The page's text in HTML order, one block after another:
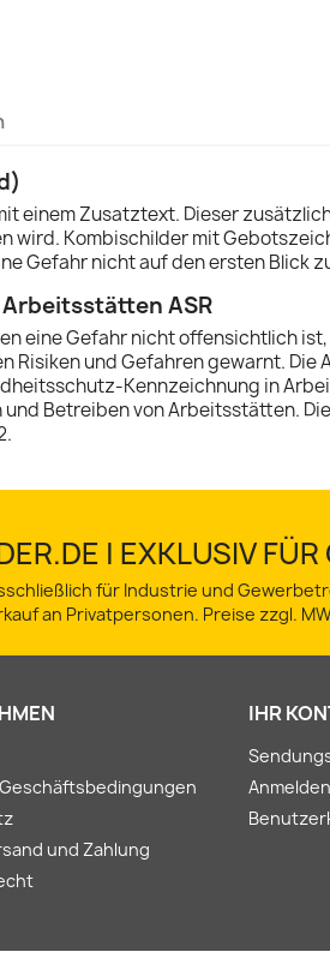
einem Zusatztext. Dieser
Kombischilder mit
Gefahr nicht auf den ersten Blick
ASR
eine Gefahr nicht offensichtlich
Risiken und Gefahren gewarnt.
Kennzeichnung in
Betreiben von Arbeitsstätten.
| EXKLUSIV
für Industrie und
an Privatpersonen. Preise zzgl.
und Zahlung
IHR
Anmelden